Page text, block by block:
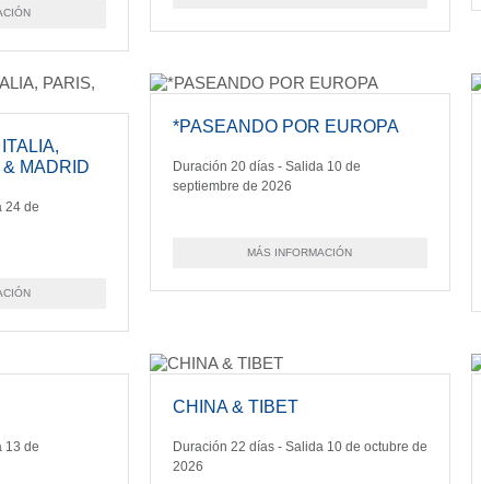
MADRID
24 de
*PASEANDO POR EUROPA
Duración 20 días - Salida 10 de
septiembre de 2026
MÁS INFORMACIÓN
13 de
CHINA & TIBET
Duración 22 días - Salida 10 de octubre de
2026